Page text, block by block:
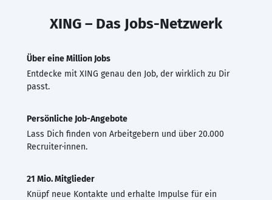
XING – Das Jobs-Netzwerk
Über eine Million Jobs
Entdecke mit XING genau den Job, der wirklich zu Dir
passt.
Persönliche Job-Angebote
Lass Dich finden von Arbeitgebern und über 20.000
Recruiter·innen.
21 Mio. Mitglieder
Knüpf neue Kontakte und erhalte Impulse für ein